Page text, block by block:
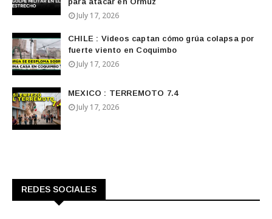
July 17, 2026
CHILE : Videos captan cómo grúa colapsa por
fuerte viento en Coquimbo
July 17, 2026
MEXICO : TERREMOTO 7.4
July 17, 2026
REDES SOCIALES